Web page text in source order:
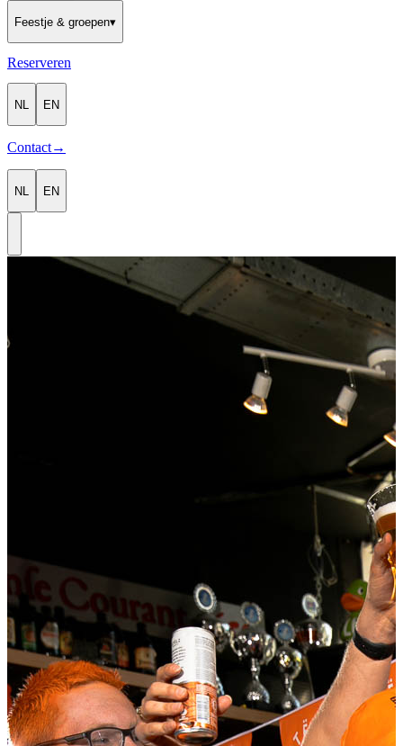
Feestje & groepen▾
Reserveren
NL EN
Contact→
NL EN